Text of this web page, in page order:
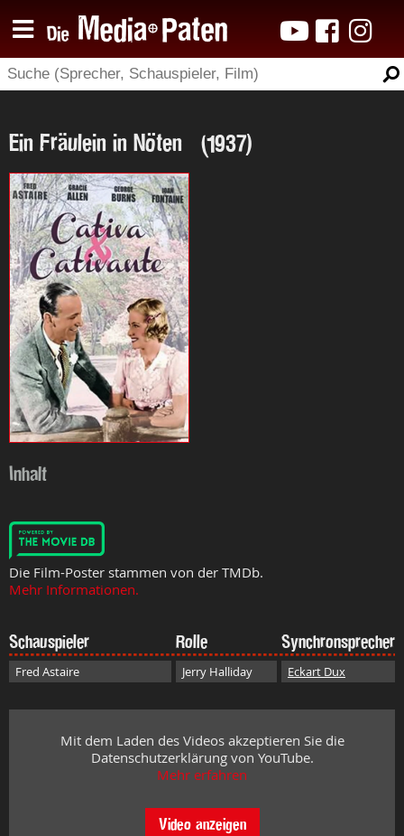
Ein Fräulein in Nöten (1937)
Inhalt
Die Film-Poster stammen von der TMDb.
Mehr Informationen.
Schauspieler Rolle Synchronsprecher
Fred Astaire Jerry Halliday Eckart Dux
Mit dem Laden des Videos akzeptieren Sie die
Datenschutzerklärung von YouTube.
Mehr erfahren
Video anzeigen